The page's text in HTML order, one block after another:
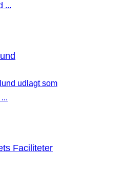
...
udlagt som
Faciliteter